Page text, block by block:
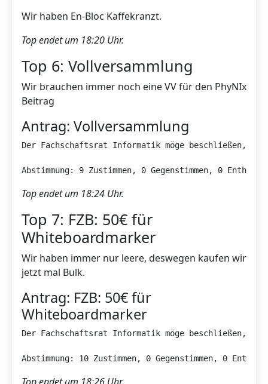
Wir haben En-Bloc Kaffekranzt.
Top endet um 18:20 Uhr.
Top 6: Vollversammlung
Wir brauchen immer noch eine VV für den PhyNIx
Beitrag
Antrag: Vollversammlung
Der Fachschaftsrat Informatik möge beschließen,
Abstimmung: 9 Zustimmen, 0 Gegenstimmen, 0
Top endet um 18:24 Uhr.
Top 7: FZB: 50€ für
Whiteboardmarker
Wir haben immer nur leere, deswegen kaufen wir
jetzt mal Bulk.
Antrag: FZB: 50€ für
Whiteboardmarker
Der Fachschaftsrat Informatik möge beschließen,
Abstimmung: 10 Zustimmen, 0 Gegenstimmen, 0